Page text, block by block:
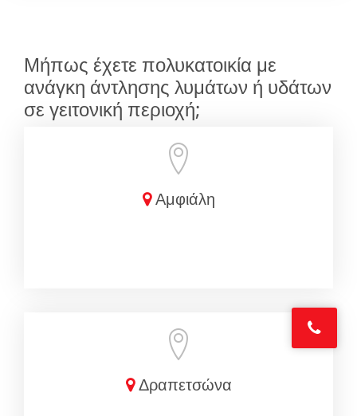
Μήπως έχετε πολυκατοικία με
ανάγκη άντλησης λυμάτων ή υδάτων
σε γειτονική περιοχή;
Αμφιάλη
Δραπετσώνα